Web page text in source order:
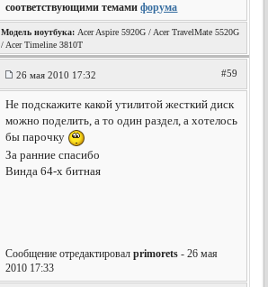
соответствующими темамифорума
Модель ноутбука: Acer Aspire 5920G / Acer TravelMate 5520G
/ Acer Timeline 3810T
26 мая 2010 17:32 #59
Не подскажите какой утилитой жесткий диск
можно поделить, а то один раздел, а хотелось
бы парочку
За ранние спасибо
Винда 64-х битная
Сообщение отредактировалprimorets - 26 мая
2010 17:33